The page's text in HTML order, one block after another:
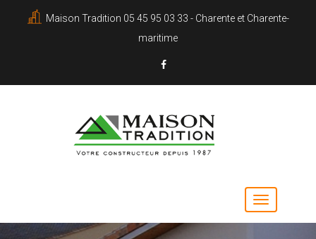
Maison Tradition 05 45 95 03 33 - Charente et Charente-
maritime